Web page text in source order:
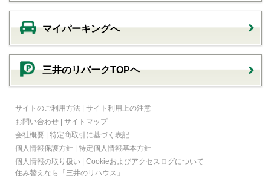
マイパーキングへ
三井のリパークTOPヘ
サイトのご利用方法 | サイト利用上の注意
お問い合わせ | サイトマップ
会社概要 | 特定商取引に基づく表記
個人情報保護方針 | 特定個人情報基本方針
個人情報の取り扱い | Cookieおよびアクセスログについて
住み替えなら
「三井のリハウス」